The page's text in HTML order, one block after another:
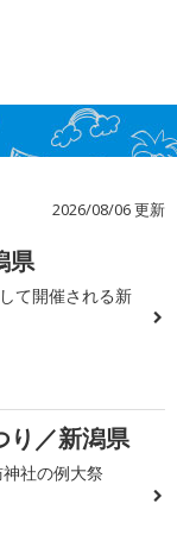
2026/08/06 更新
県
て開催される新
り／新潟県
社の例大祭